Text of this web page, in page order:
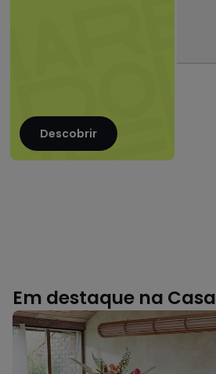
Descobrir
Em destaque na Casa
Na
sala
jantar...